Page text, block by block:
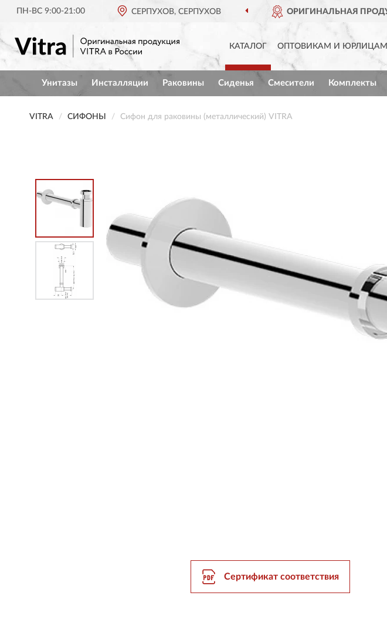
ПН-ВС 9:00-21:00 СЕРПУХОВ, СЕРПУХОВ
ОРИГИНАЛЬНАЯ ПРОДУКЦИЯ VITRA В РОССИИ
КАТАЛОГ ОПТОВИКАМ И ЮРЛИЦАМ
Унитазы Инсталляции Раковины Сиденья Смесители Комплекты
VITRA СИФОНЫ Сифон для раковины (металлический) VITRA
Сертификат соответствия